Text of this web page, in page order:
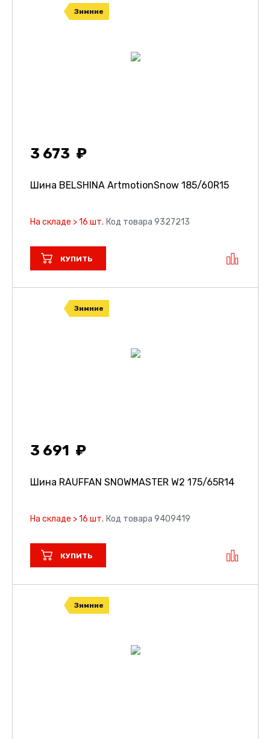
Зимние
3 673
Шина BELSHINA ArtmotionSnow 185/60R15
На складе > 16 шт. Код товара 9327213
КУПИТЬ
Зимние
3 691
Шина RAUFFAN SNOWMASTER W2 175/65R14
На складе > 16 шт. Код товара 9409419
КУПИТЬ
Зимние